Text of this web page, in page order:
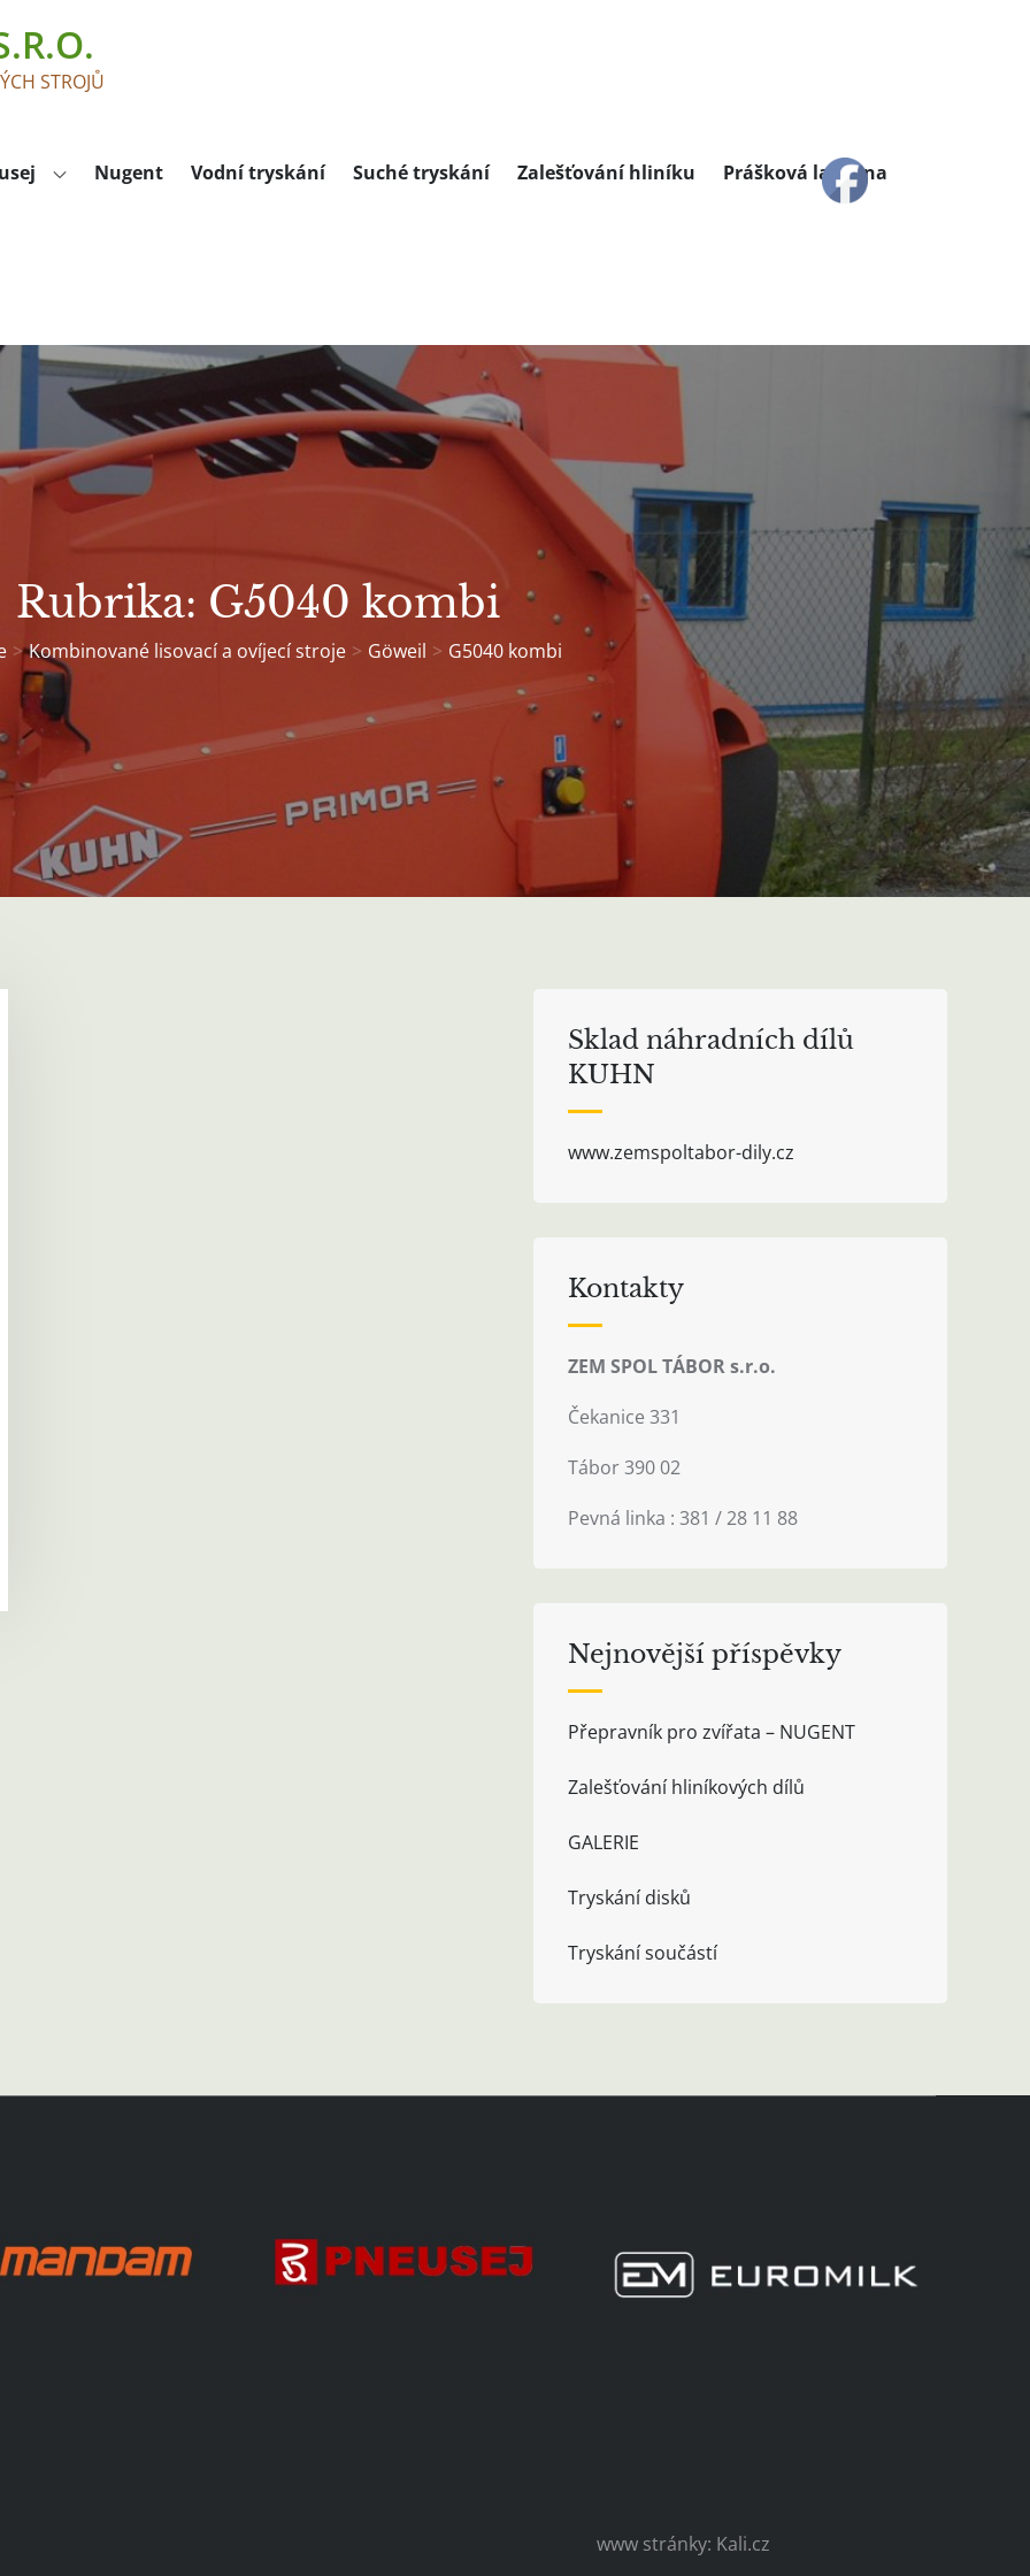
STROJŮ
Nugent Vodní tryskání Suché tryskání Zalešťování hliníku Prášková lakovna
Rubrika: G5040 kombi
Kombinované lisovací a ovíjecí stroje Göweil G5040 kombi
Sklad náhradních dílů
KUHN
www.zemspoltabor-dily.cz
Kontakty
ZEM SPOL TÁBOR s.r.o.
Čekanice 331
Tábor 390 02
Pevná linka : 381 / 28 11 88
Nejnovější příspěvky
Přepravník pro zvířata – NUGENT
Zalešťování hliníkových dílů
GALERIE
Tryskání disků
Tryskání součástí
www stránky: Kali.cz